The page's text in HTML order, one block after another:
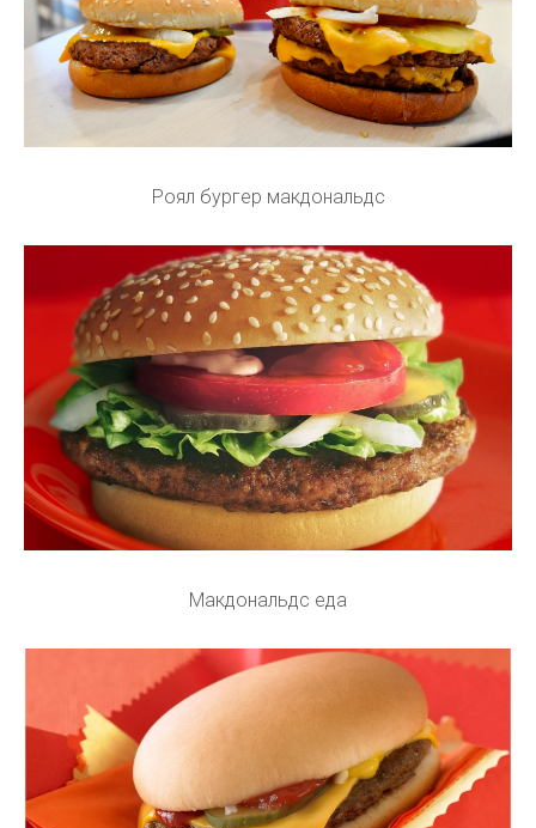
Роял бургер макдональдс
Макдональдс еда